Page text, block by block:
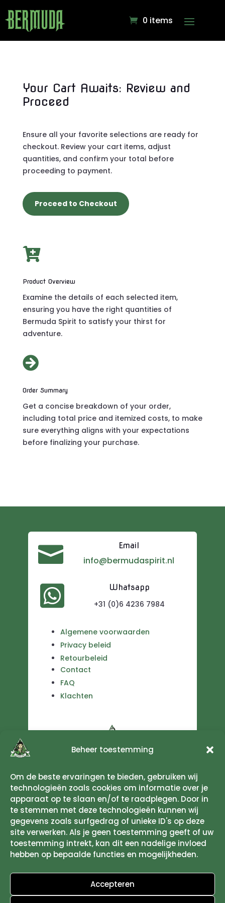
Beheer toestemming
Om de beste ervaringen te bieden, gebruiken wij
technologieën zoals cookies om informatie over je
apparaat op te slaan en/of te raadplegen. Door in
te stemmen met deze technologieën kunnen wij
gegevens zoals surfgedrag of unieke ID's op deze
site verwerken. Als je geen toestemming geeft of uw
toestemming intrekt, kan dit een nadelige invloed
hebben op bepaalde functies en mogelijkheden.
Accepteren
0 items
Your Cart Awaits: Review and
Proceed
Ensure all your favorite selections are ready for
checkout. Review your cart items, adjust
quantities, and confirm your total before
proceeding to payment.
Proceed to Checkout

Product Overview
Examine the details of each selected item,
ensuring you have the right quantities of
Bermuda Spirit to satisfy your thirst for
adventure.

Order Summary
Get a concise breakdown of your order,
including total price and itemized costs, to make
sure everything aligns with your expectations
before finalizing your purchase.
 Email
info@bermudaspirit.nl
 Whatsapp
+31 (0)6 4236 7984
Algemene voorwaarden
Privacy beleid
Retourbeleid
Contact
FAQ
Klachten
Geniet maar drink met mate.